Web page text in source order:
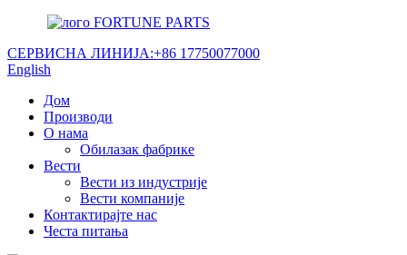
FORTUNE PARTS
СЕРВИСНА ЛИНИЈА:+86 17750077000
English
Дом
Производи
О нама
Обилазак фабрике
Вести
Вести из индустрије
Вести компаније
Контактирајте нас
Честа питања